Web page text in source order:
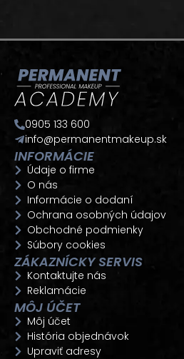
0905 133 600
info@permanentmakeup.sk
INFORMÁCIE
Údaje o firme
O nás
Informácie o dodaní
Ochrana osobných údajov
Obchodné podmienky
Súbory cookies
ZÁKAZNÍCKY SERVIS
Kontaktujte nás
Reklamácie
MÔJ ÚČET
Môj účet
História objednávok
Upraviť adresy